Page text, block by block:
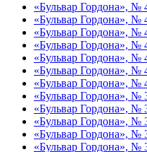
«Бульвар Гордона», №
«Бульвар Гордона», №
«Бульвар Гордона», №
«Бульвар Гордона», №
«Бульвар Гордона», №
«Бульвар Гордона», №
«Бульвар Гордона», №
«Бульвар Гордона», №
«Бульвар Гордона», №
«Бульвар Гордона», №
«Бульвар Гордона», №
«Бульвар Гордона», №